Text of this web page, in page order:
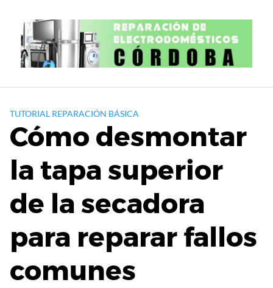
TUTORIAL REPARACIÓN BÁSICA
Cómo desmontar
la tapa superior
de la secadora
para reparar fallos
comunes